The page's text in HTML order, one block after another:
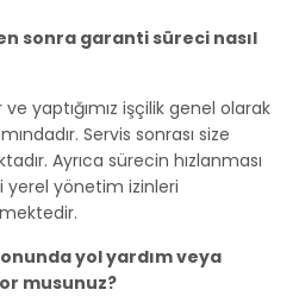
sonra garanti süreci nasıl
yaptığımız işçilik genel olarak
Servis sonrası size
Ayrıca sürecin hızlanması
yerel yönetim izinleri
yol yardım veya
musunuz?